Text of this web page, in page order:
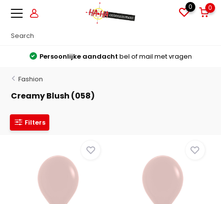
0 0
Persoonlijke aandacht bel of mail met vragen
Fashion
Creamy Blush (058)
Filters